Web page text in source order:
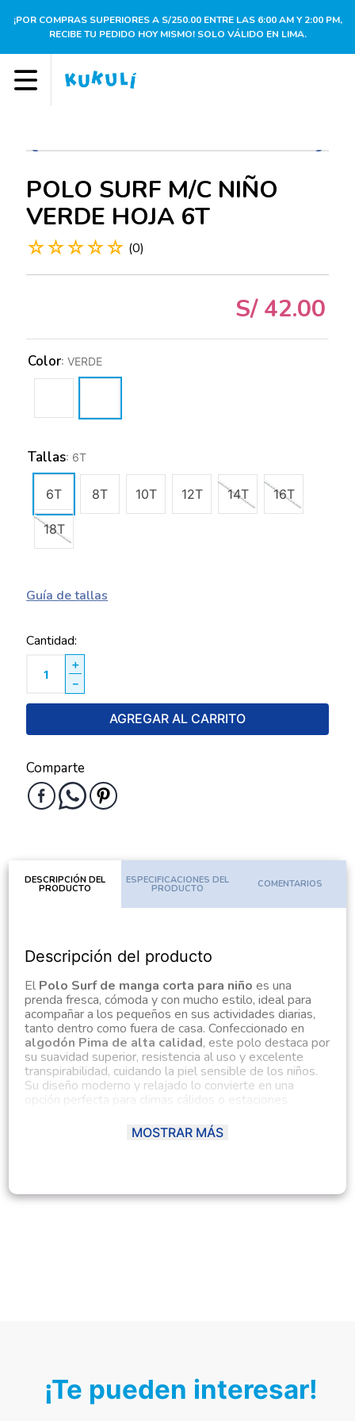
¡POR COMPRAS SUPERIORES A S/250.00 ENTRE LAS 6:00 AM Y 2:00 PM,
RECIBE TU PEDIDO HOY MISMO! SOLO VÁLIDO EN LIMA.
POLO SURF M/C NIÑO
VERDE HOJA 6T
☆☆☆☆☆ (0)
S/ 42.00
Tallas: 6T
6T 8T 10T 12T 14T 16T
18T
Color: VERDE
Guía de tallas
Cantidad
＋
－
AGREGAR AL CARRITO
Comparte
DESCRIPCIÓN DEL
PRODUCTO
ESPECIFICACIONES DEL
PRODUCTO COMENTARIOS
Descripción del producto
El Polo Surf de manga corta para niño es una
prenda fresca, cómoda y con mucho estilo, ideal para
acompañar a los pequeños en sus actividades diarias,
tanto dentro como fuera de casa. Confeccionado en
algodón Pima de alta calidad, este polo destaca por
su suavidad superior, resistencia al uso y excelente
transpirabilidad, cuidando la piel sensible de los niños.
Su diseño moderno y relajado lo convierte en una
opción perfecta para climas cálidos o estaciones
Los estampados o detalles relacionados al surf le dan
un aire divertido, juvenil y veraniego, ideal para niños
shorts o joggers, adaptándose a diferentes estilos y
MOSTRAR MÁS
¡Te pueden interesar!